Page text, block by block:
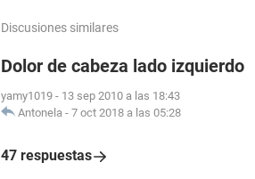
Discusiones similares
Dolor de cabeza lado izquierdo
yamy1019 - 13 sep 2010 a las 18:43
Antonela - 7 oct 2018 a las 05:28
47 respuestas